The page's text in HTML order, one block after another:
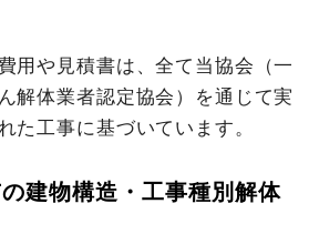
用や見積書は、全て当協会（一
解体業者認定協会）を通じて実
た工事に基づいています。
建物構造・工事種別解体